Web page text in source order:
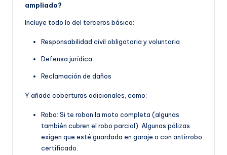
ampliado?
Incluye todo lo del terceros básico:
Responsabilidad civil obligatoria y voluntaria
Defensa jurídica
Reclamación de daños
Y añade coberturas adicionales, como:
Robo: Si te roban la moto completa (algunas
también cubren el robo parcial). Algunas pólizas
exigen que esté guardada en garaje o con antirrobo
certificado.